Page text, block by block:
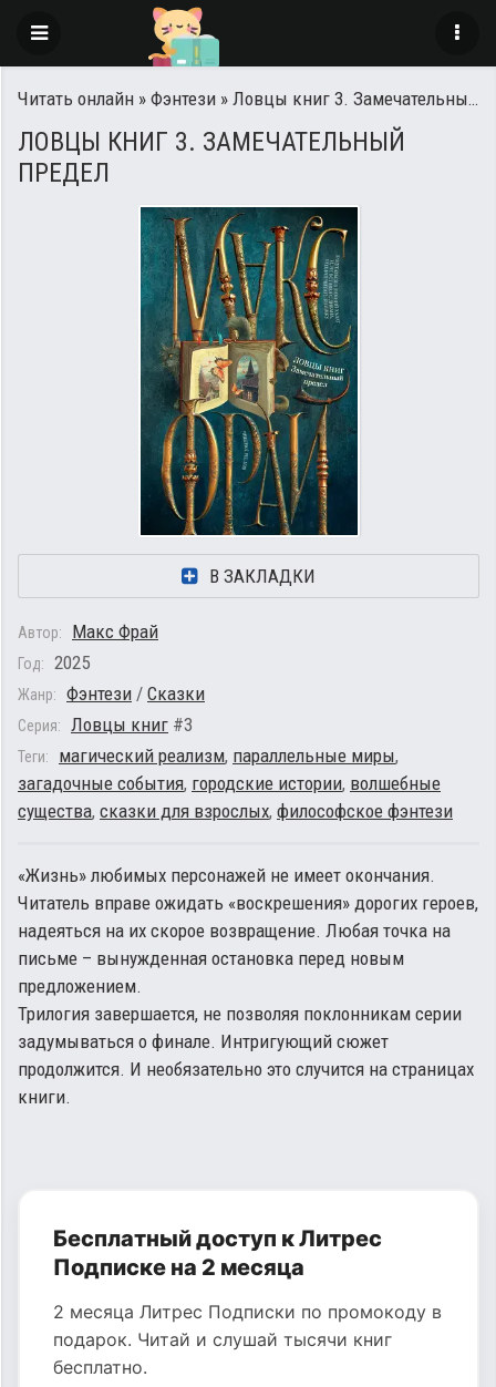
Читать онлайн » Фэнтези » Ловцы книг 3. Замечательный предел
ЛОВЦЫ КНИГ 3. ЗАМЕЧАТЕЛЬНЫЙ
ПРЕДЕЛ
В ЗАКЛАДКИ
Автор: Макс Фрай
Год: 2025
Жанр: Фэнтези / Сказки
Серия: Ловцы книг #3
Теги: магический реализм, параллельные миры,
загадочные события, городские истории, волшебные
существа, сказки для взрослых, философское фэнтези
«Жизнь» любимых персонажей не имеет окончания.
Читатель вправе ожидать «воскрешения» дорогих героев,
надеяться на их скорое возвращение. Любая точка на
письме – вынужденная остановка перед новым
предложением.
Трилогия завершается, не позволяя поклонникам серии
задумываться о финале. Интригующий сюжет
продолжится. И необязательно это случится на страницах
книги.
Бесплатный доступ к Литрес
Подписке на 2 месяца
2 месяца Литрес Подписки по промокоду в
подарок. Читай и слушай тысячи книг
бесплатно.